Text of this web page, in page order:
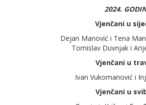
2024.
Vjenčani u
Dejan Manović i Tena
Tomislav Duvnjak i
Vjenčani u
Ivan Vukomanović i
Vjenčani u